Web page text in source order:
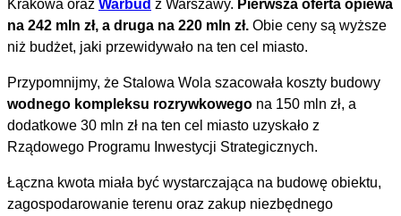
Krakowa oraz Warbud z Warszawy. Pierwsza oferta opiewa
na 242 mln zł, a druga na 220 mln zł. Obie ceny są wyższe
niż budżet, jaki przewidywało na ten cel miasto.
Przypomnijmy, że Stalowa Wola szacowała koszty budowy
wodnego kompleksu rozrywkowego na 150 mln zł, a
dodatkowe 30 mln zł na ten cel miasto uzyskało z
Rządowego Programu Inwestycji Strategicznych.
Łączna kwota miała być wystarczająca na budowę obiektu,
zagospodarowanie terenu oraz zakup niezbędnego